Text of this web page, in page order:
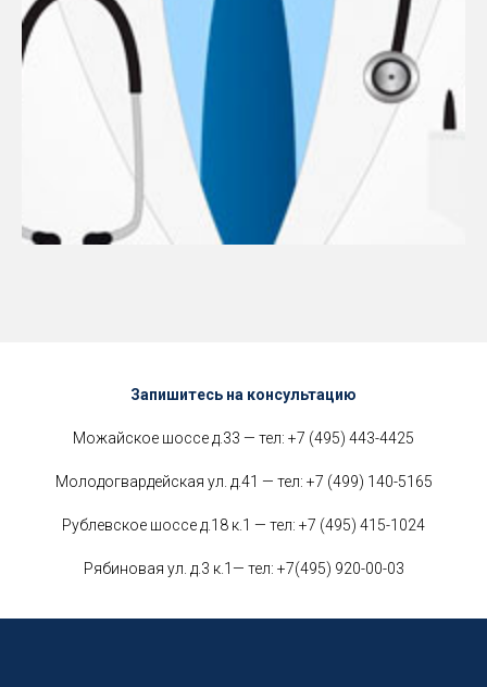
Запишитесь на консультацию
Можайское шоссе д.33 — тел: +7 (495) 443-4425
Молодогвардейская ул. д.41 — тел: +7 (499) 140-5165
Рублевское шоссе д.18 к.1 — тел: +7 (495) 415-1024
Рябиновая ул. д.3 к.1— тел: +7(495) 920-00-03